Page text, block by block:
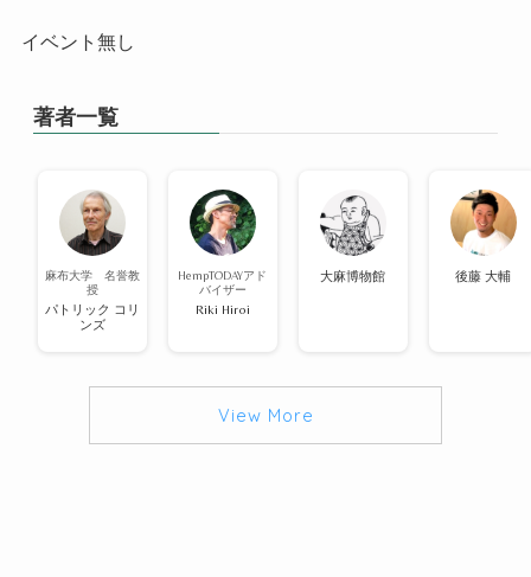
イベント無し
著者一覧
麻布大学 名誉教
授
パトリック コリ
ンズ
HempTODAYアド
バイザー
Riki Hiroi
大麻博物館 後藤 大輔
View More